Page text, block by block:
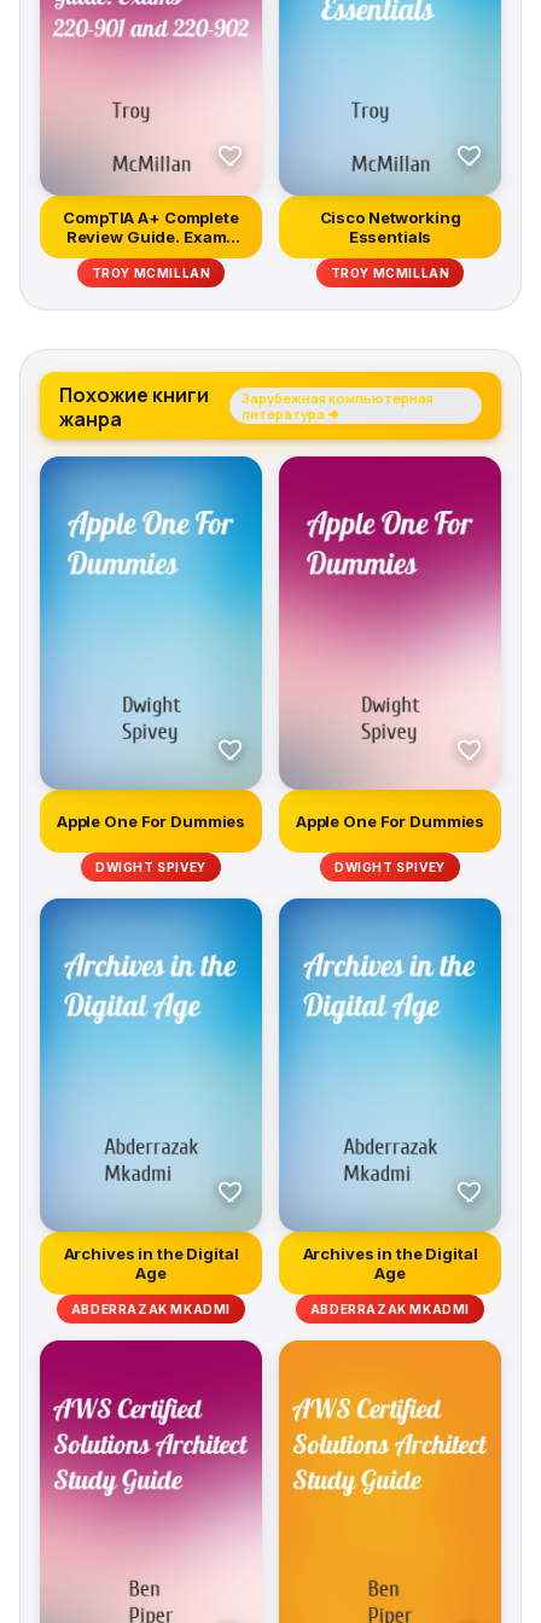
real-world perspective of data storage technology
CompTIA Server+ Study Guide Exam SK0-004 is your
CompTIA A+ Complete
Review Guide. Exams
220-901 an...
TROY MCMILLAN
Cisco Networking
Essentials
TROY MCMILLAN
Похожие книги
жанра
Зарубежная компьютерная
литература →
Apple One For Dummies
DWIGHT SPIVEY
Apple One For Dummies
DWIGHT SPIVEY
Archives in the Digital
Age
ABDERRAZAK MKADMI
Archives in the Digital
Age
ABDERRAZAK MKADMI